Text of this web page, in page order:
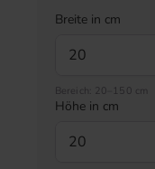
Breite in cm
Bereich: 20–150 cm
Höhe in cm